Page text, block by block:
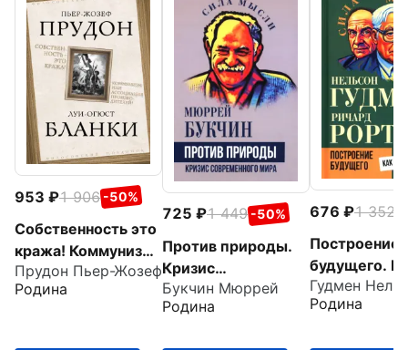
953 1 906 -50%
Собственность это
кража! Коммунизм
или ассоциация
производителей?
Прудон Пьер-Жозеф
Родина
725 1 449 -50%
Против природы.
Кризис
современного мира
Букчин Мюррей
Родина
676 1 352
Построение
будущего.
создается
Гудмен
Родина